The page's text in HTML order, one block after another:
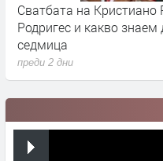
Сватбата на
Родригес и какво знаем
седмица
преди 2 дни